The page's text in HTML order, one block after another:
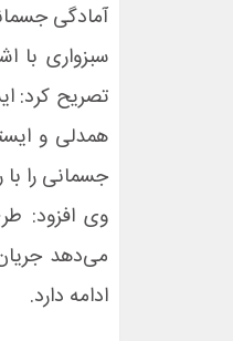
آمادگی
سبزواری با
تصریح کرد:
همدلی و
جسمانی را
وی افزود:
می‌دهد
ادامه دارد.